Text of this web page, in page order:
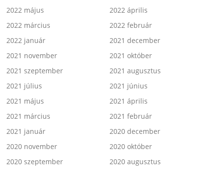
2022 május
2022 április
2022 március
2022 február
2022 január
2021 december
2021 november
2021 október
2021 szeptember
2021 augusztus
2021 július
2021 június
2021 május
2021 április
2021 március
2021 február
2021 január
2020 december
2020 november
2020 október
2020 szeptember
2020 augusztus